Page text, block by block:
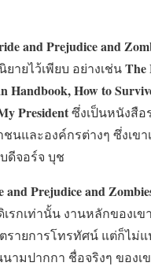
and Prejudice and
ายไว้เพียบ อย่างเช่นThe
Handbook, How to
Presidentซึ่งเป็นหนังสื
นและองค์กรต่างๆ ซึ่งเข
ดีจอร์จ บุช
and Prejudice and
เรกเท่านั้น งานหลักของเ
รายการโทรทัศน์ แต่ก็ไม่แ
ามปากกา ชื่อจริงๆ ของเ